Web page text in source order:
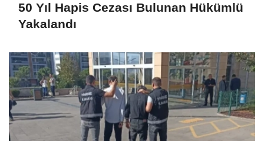
50 Yıl Hapis Cezası Bulunan Hükümlü
Yakalandı